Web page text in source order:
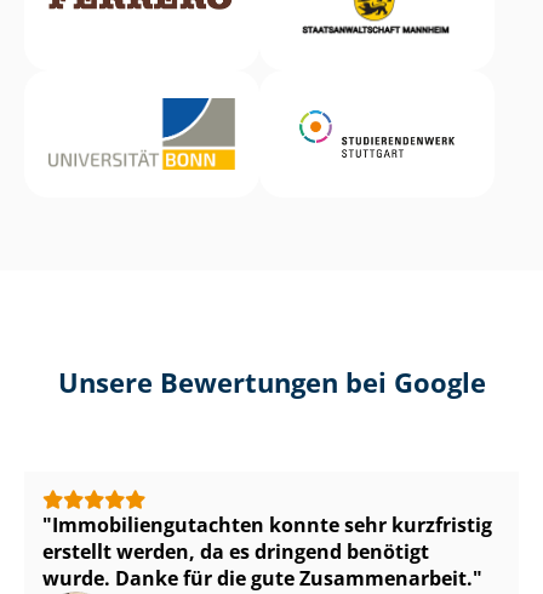
Unsere Bewertungen bei Google
Im­mo­bi­li­en­gut­ach­ten konnte sehr kurzfristig
erstellt werden, da es dringend benötigt
wurde. Danke für die gute Zusammenarbeit.